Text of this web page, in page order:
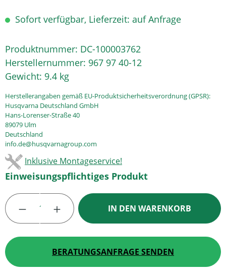
Sofort verfügbar, Lieferzeit: auf Anfrage
Produktnummer: DC-100003762
Herstellernummer: 967 97 40-12
Gewicht: 9.4 kg
Herstellerangaben gemäß EU-Produktsicherheitsverordnung (GPSR):
Husqvarna Deutschland GmbH
Hans-Lorenser-Straße 40
89079 Ulm
Deutschland
info.de@husqvarnagroup.com
Inklusive Montageservice!
Einweisungspflichtiges Produkt
Produkt Anzahl: Gib den gewünschten
IN DEN WARENKORB
BERATUNGSANFRAGE SENDEN